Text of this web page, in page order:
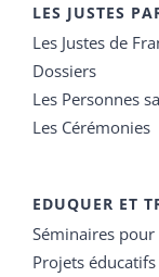
LES JUSTES
Les Justes de
Dossiers
Les Personnes
Les Cérémonies
EDUQUER ET
Séminaires
Projets éducatifs